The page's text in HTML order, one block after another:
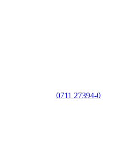
0711 27394-0